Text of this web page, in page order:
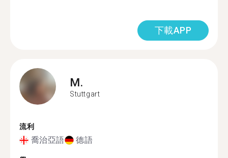
下載APP
M.
Stuttgart
流利
喬治亞語 德語